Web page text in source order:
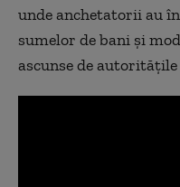
unde anchetatorii au
sumelor de bani şi
ascunse de autorităţile